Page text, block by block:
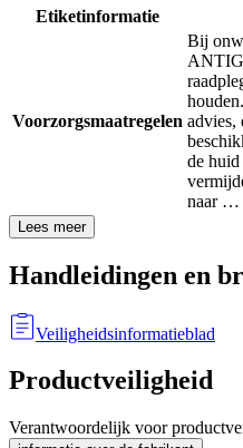
Etiketinformatie
Voorzorgsmaatregelen
Bij
houden.
advies,
de
naar …
Lees meer
Handleidingen en
Veiligheidsinformatieblad
Productveiligheid
Verantwoordelijk voor